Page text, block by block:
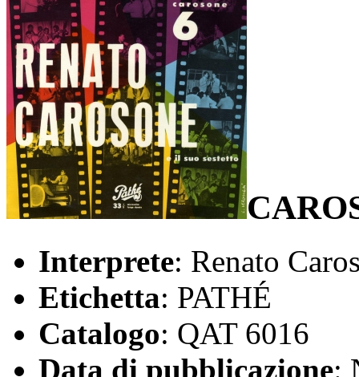
Interprete: Renato
Etichetta: PATHÉ
Catalogo: QAT 6016
Data di pubblicazione: